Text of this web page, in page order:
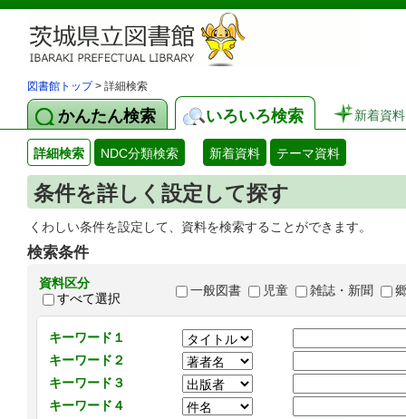
図書館トップ> 詳細検索
かんたん検索 いろいろ検索 新着資料
詳細検索 NDC分類検索 新着資料 テーマ資料
条件を詳しく設定して探す
くわしい条件を設定して、資料を検索することができます。
検索条件
資料区分
すべて選択
一般図書 児童 雑誌・新聞
キーワード１
キーワード２
キーワード３
キーワード４